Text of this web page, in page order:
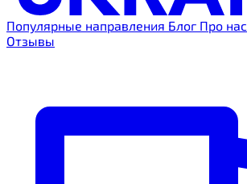
Популярные направления Блог Про нас
Отзывы